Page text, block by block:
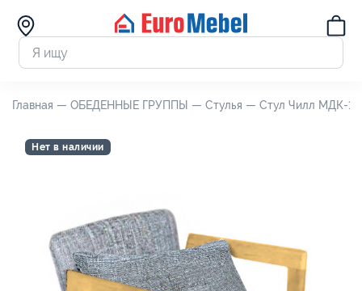
Главная — ОБЕДЕННЫЕ ГРУППЫ — Стулья — Стул Чилл МДК-
Нет в наличии